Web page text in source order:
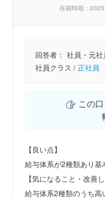
在籍時期：
回答者： 社員・元社
社員クラス / 正社員
この口
【良い点】
給与体系が2種類あり基
【気になること・改善
給与体系2種類のうち高